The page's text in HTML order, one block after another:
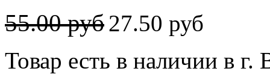
55.00 руб27.50 руб
Товар есть в наличии в г.